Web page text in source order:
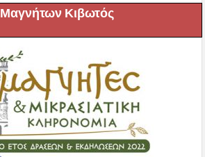
Μαγνήτων Κιβωτός